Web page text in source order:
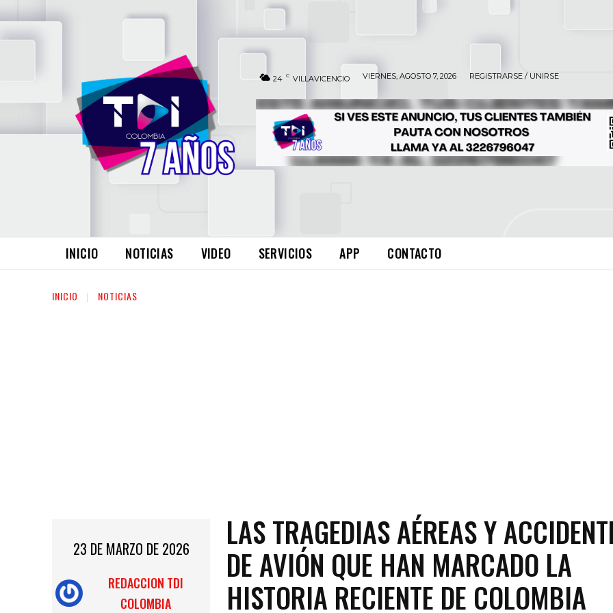
24 C VILLAVICENCIO VIERNES, AGOSTO 7, 2026 REGISTRARSE / UNIRSE
INICIO NOTICIAS VIDEO SERVICIOS APP CONTACTO
INICIO NOTICIAS
23 DE MARZO DE 2026
REDACCION TDI
COLOMBIA
LAS TRAGEDIAS AÉREAS Y
DE AVIÓN QUE HAN MARCADO LA
HISTORIA RECIENTE DE COLOMBIA